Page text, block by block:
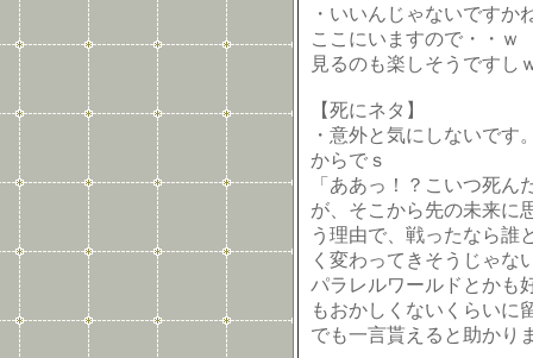
・いいんじゃないです
ここにいますので・・ｗ
見るのも楽しそうですし
【死にネタ】
・意外と気にしないです
からでｓ
「ああっ！？こいつ死
が、そこから先の未来
う理由で、戦ったなら誰
く変わってきそうじゃな
パラレルワールドとかも
もおかしくないくらいに
でも一言貰えると助かり